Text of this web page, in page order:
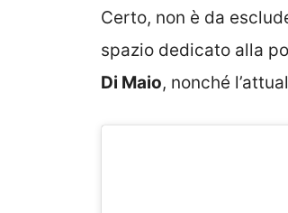
Certo, non è da
spazio dedicato alla
Di Maio, nonché